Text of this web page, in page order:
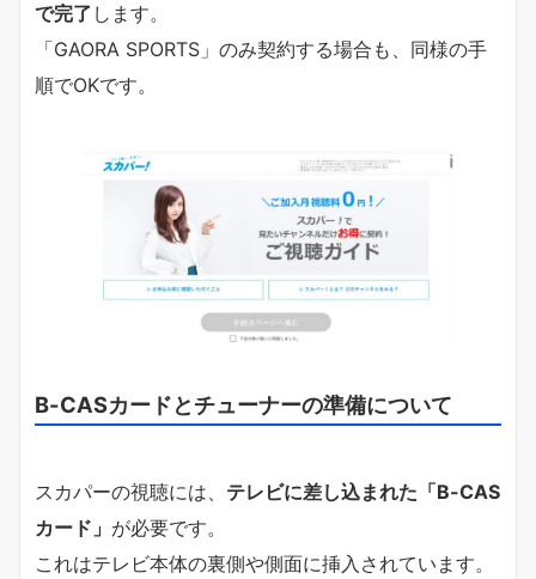
で完了 します。
「GAORA SPORTS」のみ契約する場合も、同様の手
順でOKです。
B-CASカードとチューナーの準備について
スカパーの視聴には、 テレビに差し込まれた「B-CAS
カード」 が必要です。
これはテレビ本体の裏側や側面に挿入されています。